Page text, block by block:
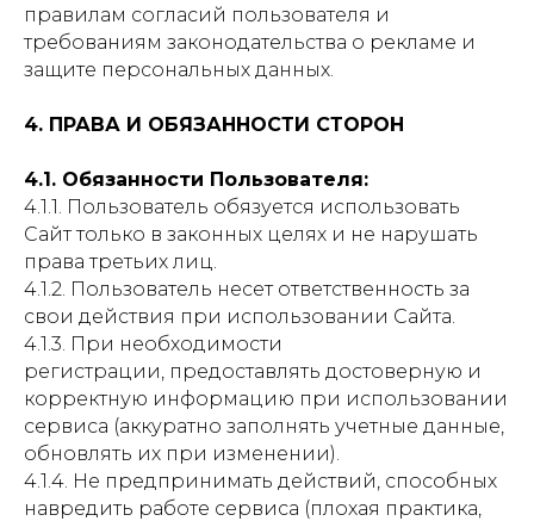
правилам согласий пользователя и
требованиям законодательства о рекламе и
защите персональных данных.
4. ПРАВА И ОБЯЗАННОСТИ СТОРОН
4.1. Обязанности Пользователя:
4.1.1. Пользователь обязуется использовать
Сайт только в законных целях и не нарушать
права третьих лиц.
4.1.2. Пользователь несет ответственность за
свои действия при использовании Сайта.
4.1.3. При необходимости
регистрации, предоставлять достоверную и
корректную информацию при использовании
сервиса (аккуратно заполнять учетные данные,
обновлять их при изменении).
4.1.4. Не предпринимать действий, способных
навредить работе сервиса (плохая практика,